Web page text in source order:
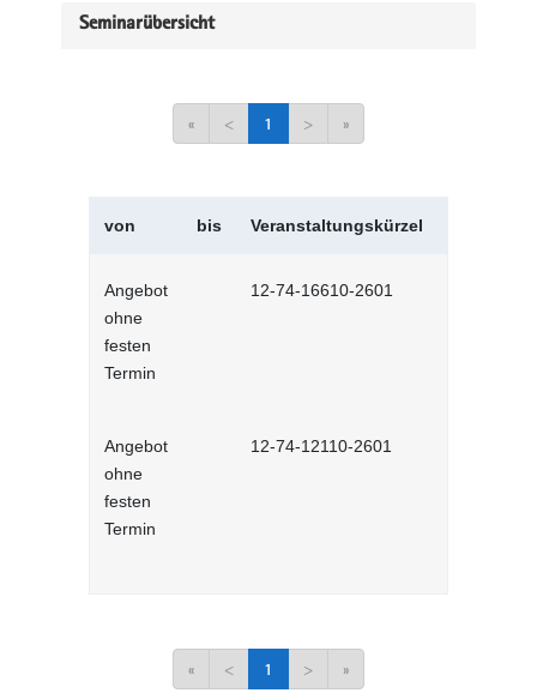
Seminarübersicht
« < 1 > »
von bis Veranstaltungskürzel
Angebot
ohne
festen
Termin
12-74-16610-2601
Angebot
ohne
festen
Termin
12-74-12110-2601
« < 1 > »